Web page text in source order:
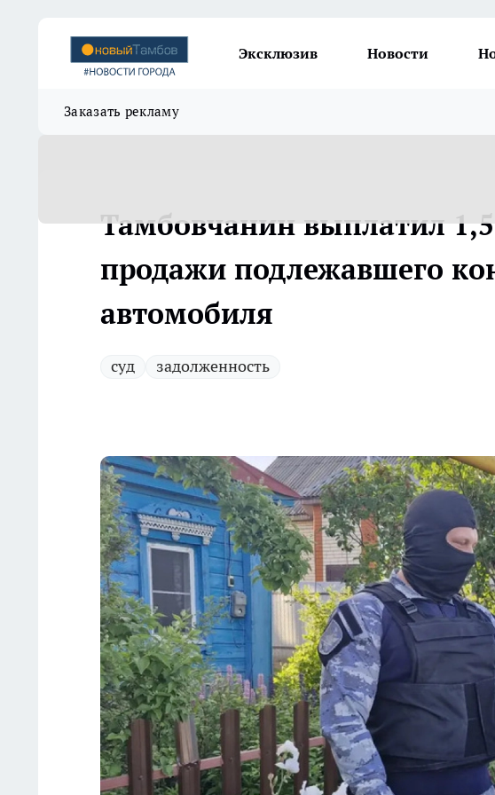
Эксклюзив Новости
Заказать рекламу
Тамбовчанин выплатил
продажи подлежавшего
автомобиля
суд задолженность